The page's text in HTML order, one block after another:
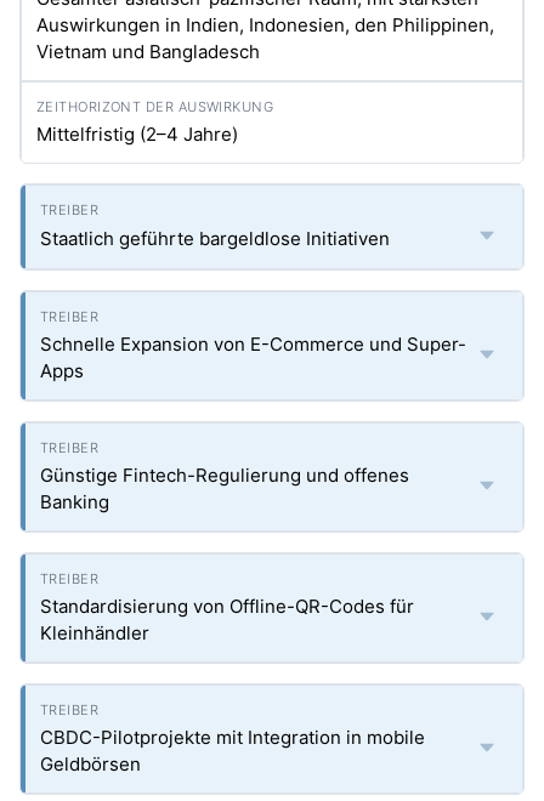
Auswirkungen in Indien, Indonesien, den Philippinen,
Vietnam und Bangladesch
Mittelfristig (2–4 Jahre)
Staatlich geführte bargeldlose Initiativen
Schnelle Expansion von E-Commerce und Super-
Apps
Günstige Fintech-Regulierung und offenes
Banking
Standardisierung von Offline-QR-Codes für
Kleinhändler
CBDC-Pilotprojekte mit Integration in mobile
Geldbörsen